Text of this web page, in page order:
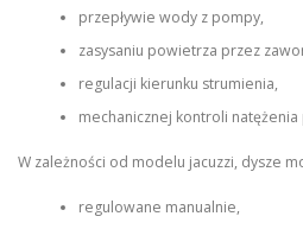
przepływie wody z pompy,
zasysaniu powietrza przez
regulacji kierunku strumienia,
mechanicznej kontroli natężenia
W zależności od modelu jacuzzi, dysze
regulowane manualnie,